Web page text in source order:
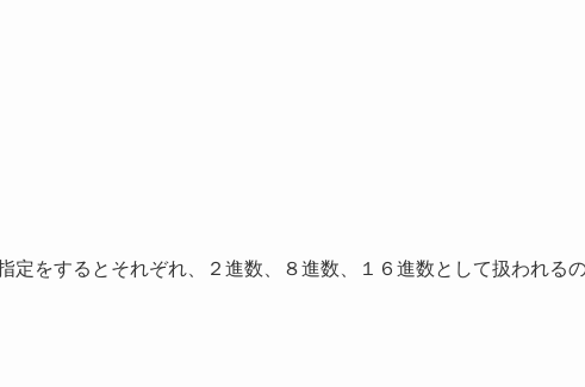
定をするとそれぞれ、２進数、８進数、１６進数として扱われるの